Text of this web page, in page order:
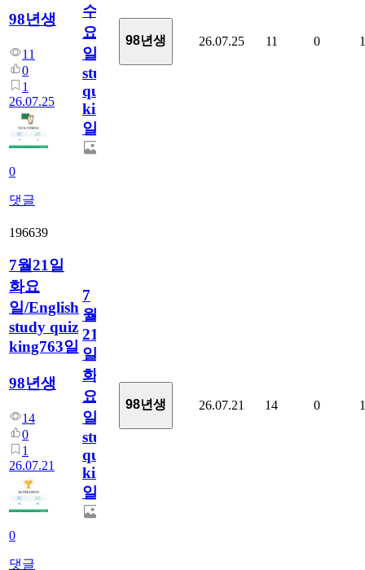
98년생
11
0
1
26.07.25
0
댓글
수
요
일/English
study
quiz
king764
일
98년생 26.07.25 11 0 1
196639
7월21일
화요
일/English
study quiz
king763일
98년생
14
0
1
26.07.21
0
댓글
7
월
21
일
화
요
일/English
study
quiz
king763
일
98년생 26.07.21 14 0 1